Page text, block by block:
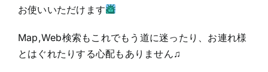
お使いいただけます
Map,Web検索もこれでもう道に迷ったり、お連れ様
とはぐれたりする心配もありません♫